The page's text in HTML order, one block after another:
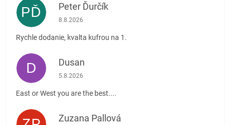
PĎ Peter Ďurčík
Hodnotenie obchodu je 5 z 5 hviezdičiek.
8.8.2026
Rychle dodanie, kvalta kufrou na 1.
D Dusan
Hodnotenie obchodu je 5 z 5 hviezdičiek.
5.8.2026
East or West you are the best....
Zuzana Pallová